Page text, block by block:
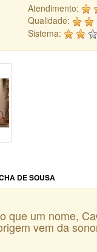
Atendimento:
Qualidade:
Sistema:
DE SOUSA
que um nome,
vem da